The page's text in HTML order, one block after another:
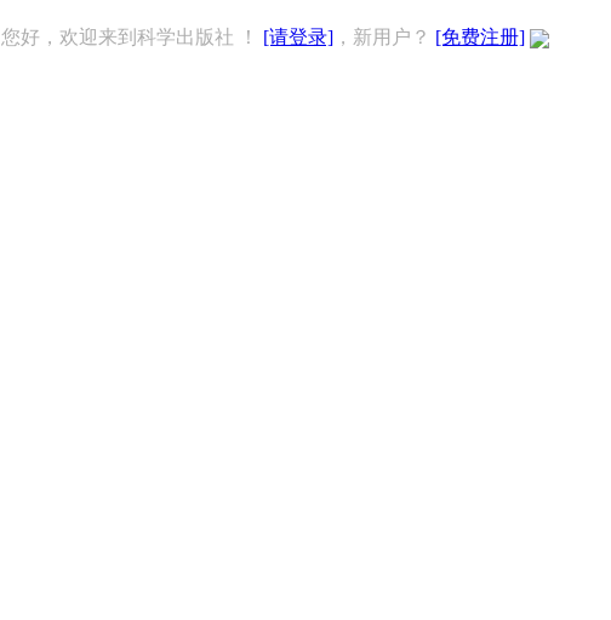
您好，欢迎来到科学出版社 ！ [请登录] ，新用户？ [免费注册]